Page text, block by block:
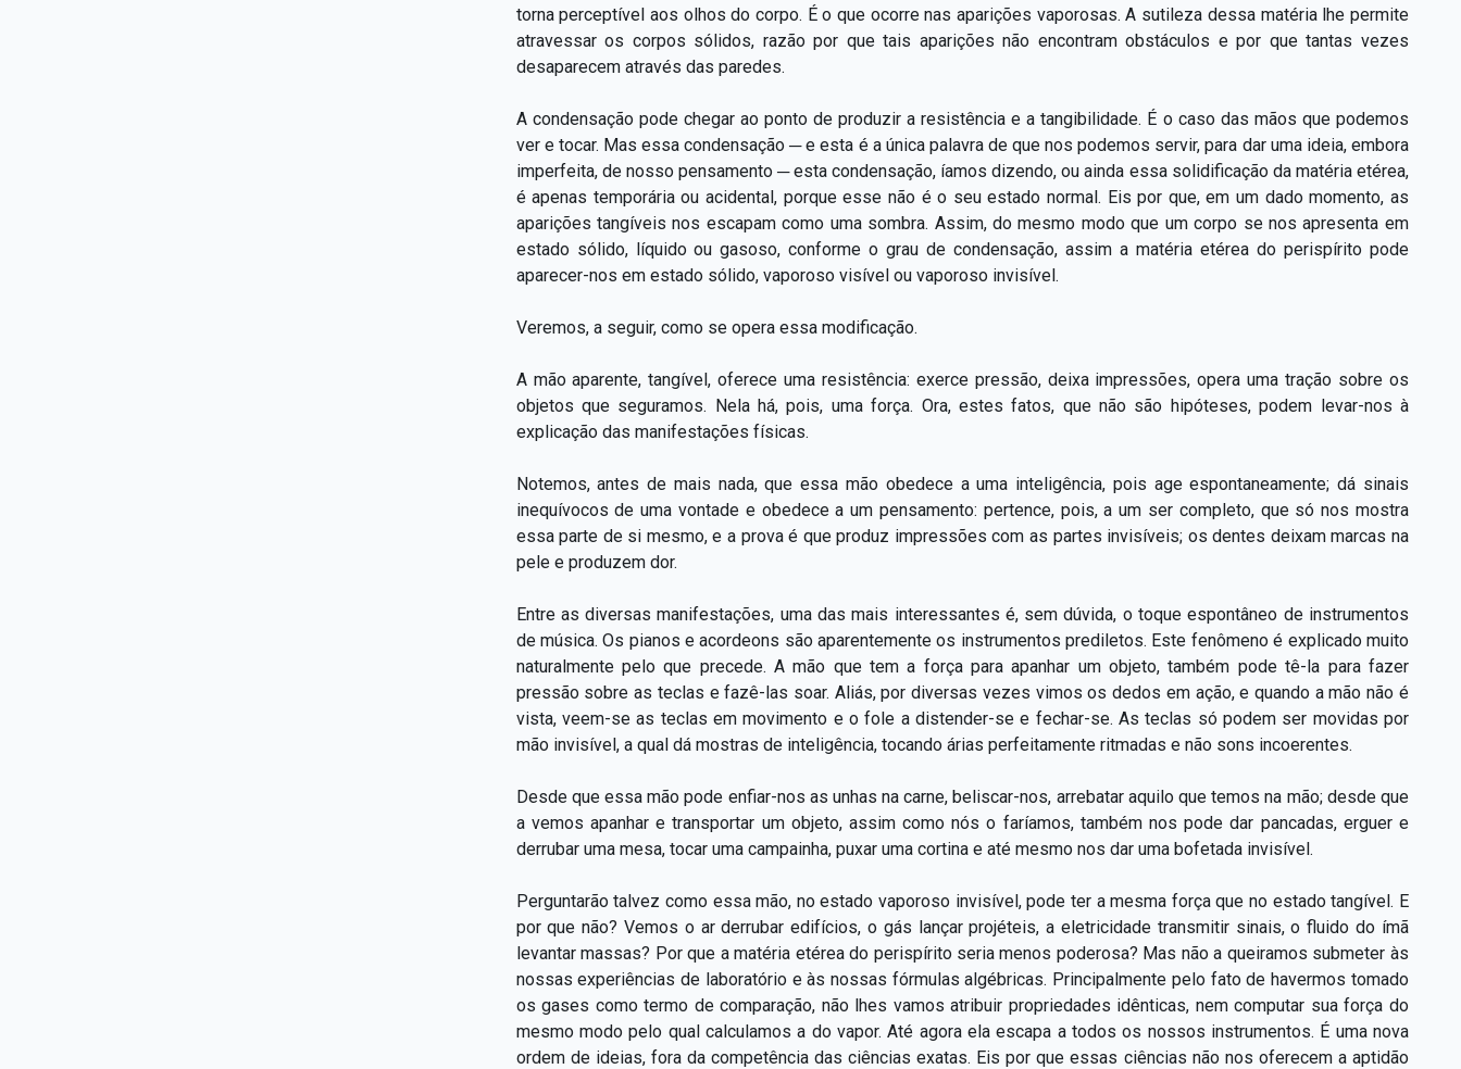
torna perceptível aos olhos do corpo. É o que ocorre nas aparições vaporosas. A sutileza dessa matéria lhe permite
atravessar os corpos sólidos, razão por que tais aparições não encontram obstáculos e por que tantas vezes
desaparecem através das paredes.
A condensação pode chegar ao ponto de produzir a resistência e a tangibilidade. É o caso das mãos que podemos
ver e tocar. Mas essa condensação ─ e esta é a única palavra de que nos podemos servir, para dar uma ideia, embora
imperfeita, de nosso pensamento ─ esta condensação, íamos dizendo, ou ainda essa solidificação da matéria etérea,
é apenas temporária ou acidental, porque esse não é o seu estado normal. Eis por que, em um dado momento, as
aparições tangíveis nos escapam como uma sombra. Assim, do mesmo modo que um corpo se nos apresenta em
estado sólido, líquido ou gasoso, conforme o grau de condensação, assim a matéria etérea do perispírito pode
aparecer-nos em estado sólido, vaporoso visível ou vaporoso invisível.
Veremos, a seguir, como se opera essa modificação.
A mão aparente, tangível, oferece uma resistência: exerce pressão, deixa impressões, opera uma tração sobre os
objetos que seguramos. Nela há, pois, uma força. Ora, estes fatos, que não são hipóteses, podem levar-nos à
explicação das manifestações físicas.
Notemos, antes de mais nada, que essa mão obedece a uma inteligência, pois age espontaneamente; dá sinais
inequívocos de uma vontade e obedece a um pensamento: pertence, pois, a um ser completo, que só nos mostra
essa parte de si mesmo, e a prova é que produz impressões com as partes invisíveis; os dentes deixam marcas na
pele e produzem dor.
Entre as diversas manifestações, uma das mais interessantes é, sem dúvida, o toque espontâneo de instrumentos
de música. Os pianos e acordeons são aparentemente os instrumentos prediletos. Este fenômeno é explicado muito
naturalmente pelo que precede. A mão que tem a força para apanhar um objeto, também pode tê-la para fazer
pressão sobre as teclas e fazê-las soar. Aliás, por diversas vezes vimos os dedos em ação, e quando a mão não é
vista, veem-se as teclas em movimento e o fole a distender-se e fechar-se. As teclas só podem ser movidas por
mão invisível, a qual dá mostras de inteligência, tocando árias perfeitamente ritmadas e não sons incoerentes.
Desde que essa mão pode enfiar-nos as unhas na carne, beliscar-nos, arrebatar aquilo que temos na mão; desde que
a vemos apanhar e transportar um objeto, assim como nós o faríamos, também nos pode dar pancadas, erguer e
derrubar uma mesa, tocar uma campainha, puxar uma cortina e até mesmo nos dar uma bofetada invisível.
Perguntarão talvez como essa mão, no estado vaporoso invisível, pode ter a mesma força que no estado tangível. E
por que não? Vemos o ar derrubar edifícios, o gás lançar projéteis, a eletricidade transmitir sinais, o fluido do ímã
levantar massas? Por que a matéria etérea do perispírito seria menos poderosa? Mas não a queiramos submeter às
nossas experiências de laboratório e às nossas fórmulas algébricas. Principalmente pelo fato de havermos tomado
os gases como termo de comparação, não lhes vamos atribuir propriedades idênticas, nem computar sua força do
mesmo modo pelo qual calculamos a do vapor. Até agora ela escapa a todos os nossos instrumentos. É uma nova
ordem de ideias, fora da competência das ciências exatas. Eis por que essas ciências não nos oferecem a aptidão